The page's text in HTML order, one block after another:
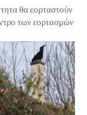
θα εορταστούν
των εορτασμών